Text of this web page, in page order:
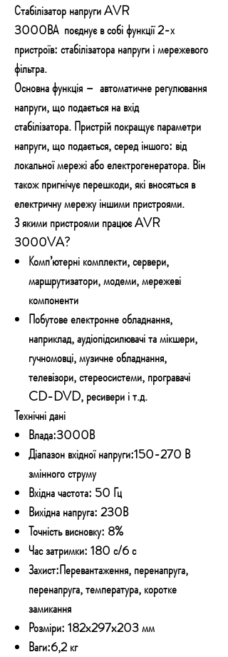
Стабілізатор напруги AVR
3000ВА поєднує в собі функції 2-х
пристроїв: стабілізатора напруги і мережевого
фільтра.
Основна функція – автоматичне регулювання
напруги, що подається на вхід
стабілізатора.Пристрій покращує параметри
напруги, що подається, серед іншого: від
локальної мережі або електрогенератора. Він
також пригнічує перешкоди, які вносяться в
електричну мережу іншими пристроями.
З якими пристроями працює AVR
3000VA?
Комп’ютерні комплекти, сервери,
маршрутизатори, модеми, мережеві
компоненти
Побутове електронне обладнання,
наприклад, аудіопідсилювачі та мікшери,
гучномовці, музичне обладнання,
телевізори, стереосистеми, програвачі
CD-DVD, ресивери і т.д.
Технічні дані
Влада:3000В
Діапазон вхідної напруги:150-270 В
змінного струму
Вхідна частота: 50 Гц
Вихідна напруга: 230В
Точність висновку: 8%
Час затримки: 180 с/6 с
Захист:Перевантаження, перенапруга,
перенапруга, температура, коротке
замикання
Розміри: 182x297x203 мм
Ваги:6,2 кг